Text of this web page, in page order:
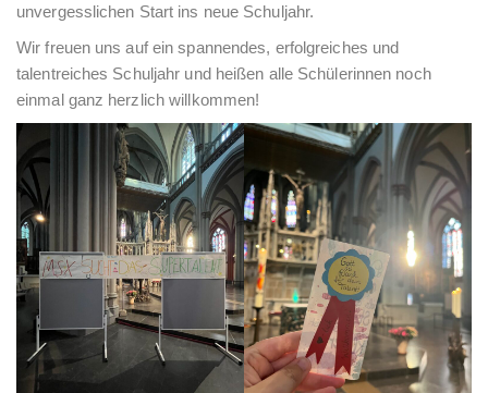
unvergesslichen Start ins neue Schuljahr.
Wir freuen uns auf ein spannendes, erfolgreiches und
talentreiches Schuljahr und heißen alle Schülerinnen noch
einmal ganz herzlich willkommen!